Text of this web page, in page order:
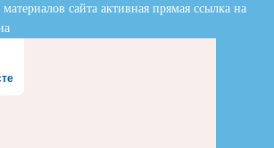
сайта активная прямая ссылка на